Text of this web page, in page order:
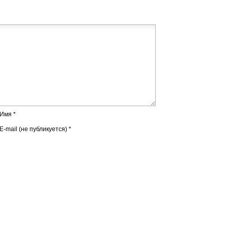
Имя *
E-mail (не публикуется) *